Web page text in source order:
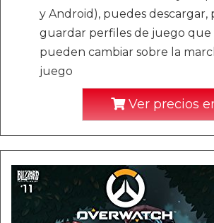
y Android), puedes descargar,
guardar perfiles de juego que
pueden cambiar sobre la
juego
Ver precios